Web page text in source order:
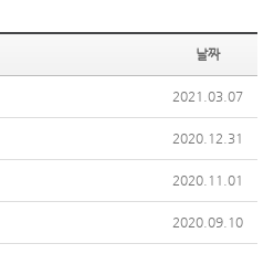
날짜
2021.03.07
2020.12.31
2020.11.01
2020.09.10